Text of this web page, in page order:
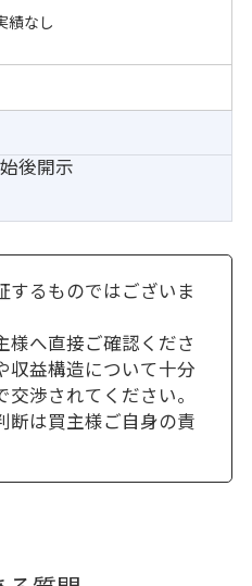
績なし
後開示
するものではございま
様へ直接ご確認くださ
収益構造について十分
渉されてください。
断は買主様ご自身の責